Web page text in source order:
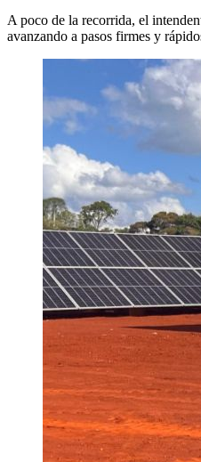
A poco de la recorrida, el
avanzando a pasos firmes y